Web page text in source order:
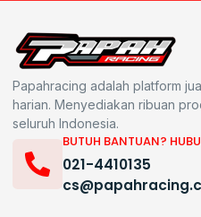
Papahracing adalah platform
harian. Menyediakan ribuan
seluruh Indonesia.
BUTUH BANTUAN?
021-4410135